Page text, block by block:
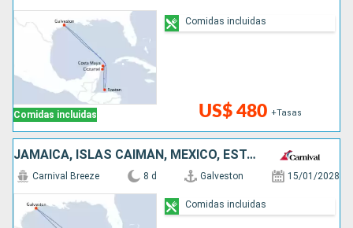
Comidas incluidas US$ 480 +Tasas
Comidas incluidas
JAMAICA, ISLAS CAIMÁN, MÉXICO, ESTADOS UNIDOS
Carnival Breeze 8 d Galveston 15/01/2028
Comidas incluidas